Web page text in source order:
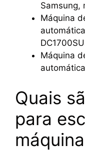
Samsung,
Máquina
Máquina
Quais
para